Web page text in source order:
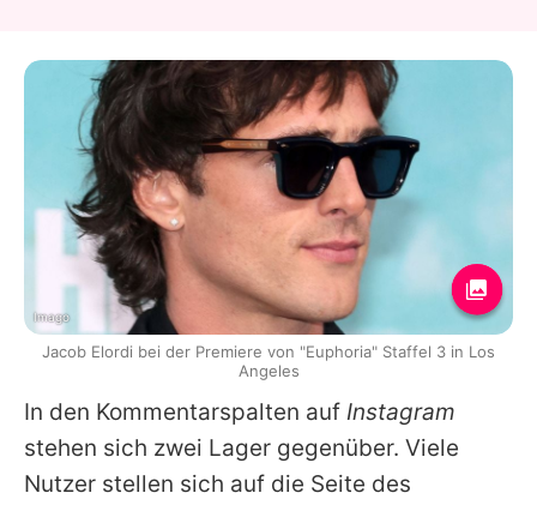
In den Kommentarspalten auf Instagram
stehen sich zwei Lager gegenüber. Viele
Nutzer stellen sich auf die Seite des
Imago
Jacob Elordi bei der Premiere von "Euphoria" Staffel 3 in Los
Angeles